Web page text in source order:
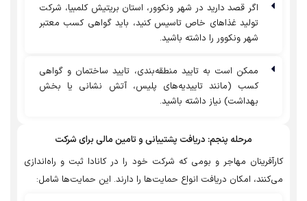
اگر قصد دارید در شهر ونکوور، استان بریتیش کلمبیا، شرکت
تولید غذاهای خاص تاسیس کنید، باید گواهی کسب معتبر
شهر ونکوور را داشته باشید.
ممکن است به تایید منطقه‌بندی، تایید ساختمان و گواهی
کسب (مانند تاییدیه‌های پلیس، آتش نشانی یا بخش
بهداشت) نیاز داشته باشید.
مرحله پنجم: دریافت پشتیبانی و تامین مالی برای شرکت
کارآفرینان مهاجر و بومی که شرکت خود را در کانادا ثبت و راه‌اندازی
می‌کنند، امکان دریافت انواع حمایت‌ها را دارند. این حمایت‌ها شامل: